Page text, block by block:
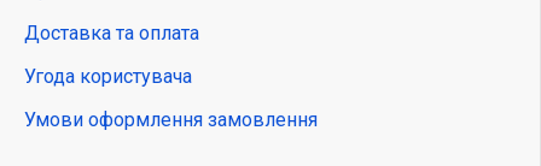
Доставка та оплата
Угода користувача
Умови оформлення замовлення